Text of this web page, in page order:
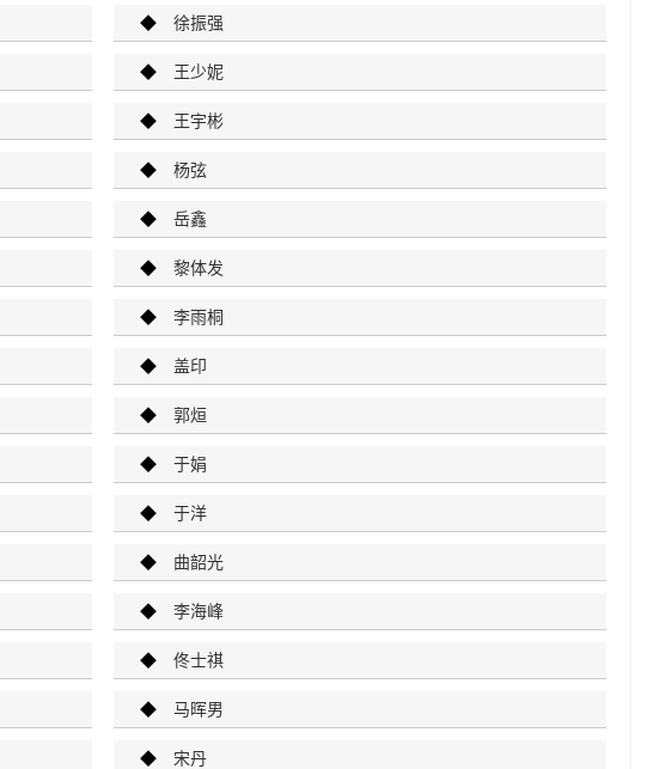
◆徐振强
◆ 王少妮
◆ 王宇彬
◆杨弦
◆岳鑫
◆黎体发
◆李雨桐
◆ 盖印
◆郭烜
◆于娟
◆于洋
◆ 曲韶光
◆李海峰
◆佟士祺
◆马晖男
◆ 宋丹